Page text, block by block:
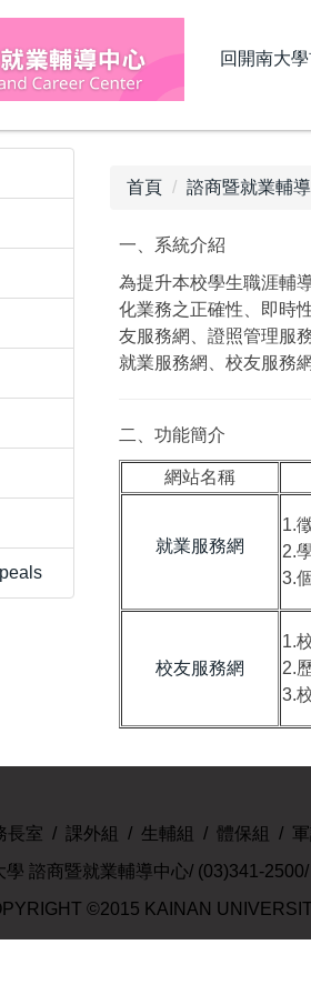
回開南大
首頁 諮商暨就業輔
一、系統介紹
為提升本校學生職涯輔
化業務之正確性、即時
友服務網、證照管理服
就業服務網、校友服務
二、功能簡介
網站名稱
就業服務網
1.
2.
3.
校友服務網
1.
2.
3.
長室 / 課外組 / 生輔組 / 體保組 /
學 諮商暨就業輔導中心/ (03)341-
©2015 KAINAN